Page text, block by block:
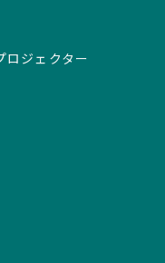
ジェクター